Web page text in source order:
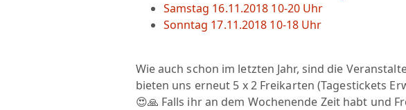
Samstag 16.11.2018 10-20 Uhr
Sonntag 17.11.2018 10-18 Uhr
Wie auch schon im letzten Jahr, sind die
bieten uns erneut 5 x 2 Freikarten (Tagestickets
😍🙏 Falls ihr an dem Wochenende Zeit habt und